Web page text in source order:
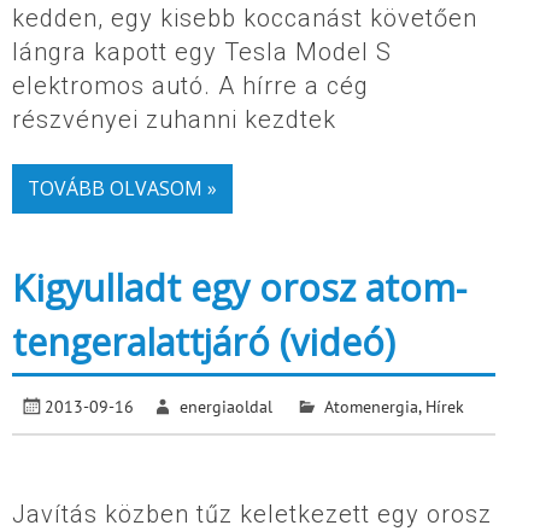
kedden, egy kisebb koccanást követően
lángra kapott egy Tesla Model S
elektromos autó. A hírre a cég
részvényei zuhanni kezdtek
TOVÁBB OLVASOM »
Kigyulladt egy orosz atom-
tengeralattjáró (videó)
2013-09-16 energiaoldal Atomenergia, Hírek
Javítás közben tűz keletkezett egy orosz